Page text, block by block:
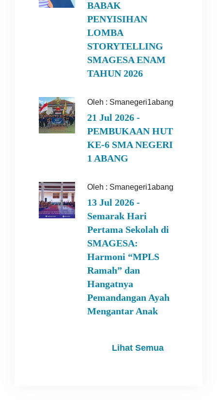
BABAK
PENYISIHAN
LOMBA
STORYTELLING
SMAGESA ENAM
TAHUN 2026
Oleh : Smanegeri1abang
21 Jul 2026 -
PEMBUKAAN HUT
KE-6 SMA NEGERI
1 ABANG
Oleh : Smanegeri1abang
13 Jul 2026 -
Semarak Hari
Pertama Sekolah di
SMAGESA:
Harmoni “MPLS
Ramah” dan
Hangatnya
Pemandangan Ayah
Mengantar Anak
Lihat Semua